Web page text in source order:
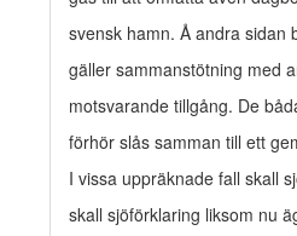
svensk hamn. Å andra sidan
gäller sammanstötning med
motsvarande tillgång. De
förhör slås samman till ett
I vissa uppräknade fall skall
skall sjöförklaring liksom nu